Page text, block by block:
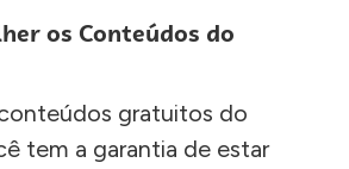
os Conteúdos do
gratuitos do
tem a garantia de estar